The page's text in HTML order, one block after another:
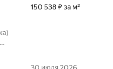
150 538 ₽ за м²